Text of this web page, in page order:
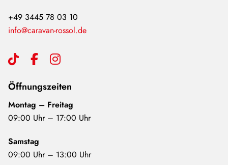
+49 3445 78 03 10
info@caravan-rossol.de
Öffnungszeiten
Montag – Freitag
09:00 Uhr – 17:00 Uhr
Samstag
09:00 Uhr – 13:00 Uhr